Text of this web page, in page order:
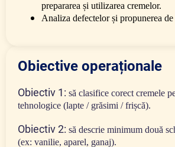
prepararea și utilizarea cremelor.
Analiza defectelor și propunerea
Obiective operaționale
Obiectiv 1: să clasifice corect cremele
tehnologice (lapte / grăsimi / frișcă).
Obiectiv 2: să descrie minimum două
(ex: vanilie, aparel, ganaj).